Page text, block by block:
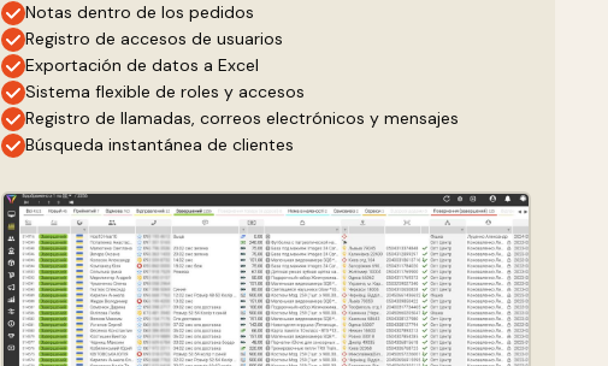
Notas dentro de los pedidos
Registro de accesos de usuarios
Exportación de datos a Excel
Sistema flexible de roles y accesos
Registro de llamadas, correos electrónicos y mensajes
Búsqueda instantánea de clientes